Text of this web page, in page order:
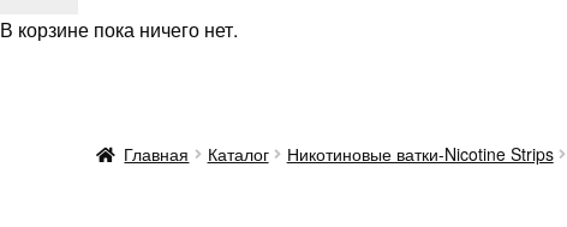
В корзине пока ничего нет.
Главная Каталог Никотиновые ватки-Nicotine Strips